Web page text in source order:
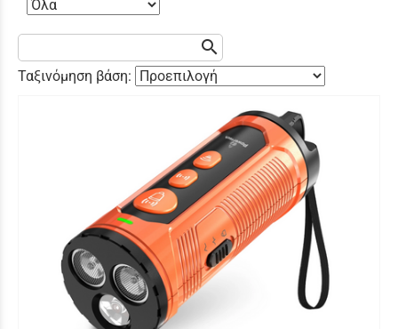
search
Ταξινόμηση βάση: